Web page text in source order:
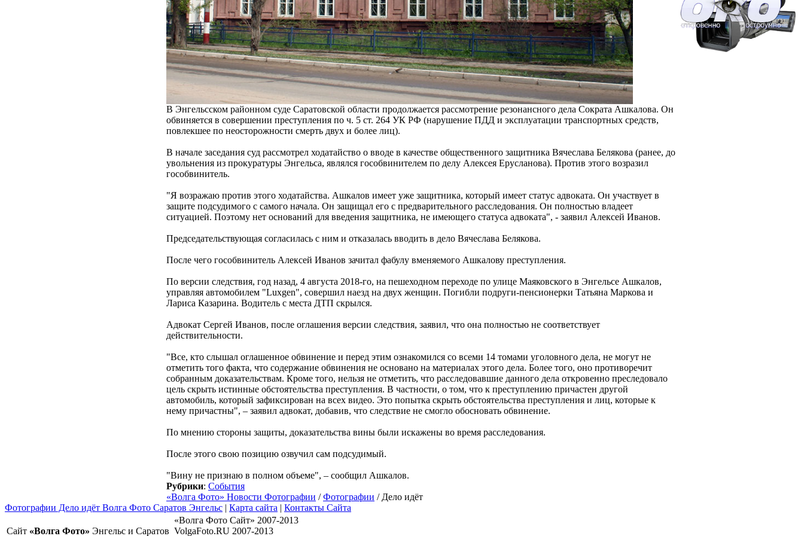
В Энгельсском районном суде Саратовской области продолжается рассмотрение резонансного дела Сократа Ашкалова. Он
обвиняется в совершении преступления по ч. 5 ст. 264 УК РФ (нарушение ПДД и эксплуатации транспортных средств,
повлекшее по неосторожности смерть двух и более лиц).
В начале заседания суд рассмотрел ходатайство о вводе в качестве общественного защитника Вячеслава Белякова (ранее, до
увольнения из прокуратуры Энгельса, являлся гособвинителем по делу Алексея Ерусланова). Против этого возразил
гособвинитель.
"Я возражаю против этого ходатайства. Ашкалов имеет уже защитника, который имеет статус адвоката. Он участвует в
защите подсудимого с самого начала. Он защищал его с предварительного расследования. Он полностью владеет
ситуацией. Поэтому нет оснований для введения защитника, не имеющего статуса адвоката", - заявил Алексей Иванов.
Председательствующая согласилась с ним и отказалась вводить в дело Вячеслава Белякова.
После чего гособвинитель Алексей Иванов зачитал фабулу вменяемого Ашкалову преступления.
По версии следствия, год назад, 4 августа 2018-го, на пешеходном переходе по улице Маяковского в Энгельсе Ашкалов,
управляя автомобилем "Luxgen", совершил наезд на двух женщин. Погибли подруги-пенсионерки Татьяна Маркова и
Лариса Казарина. Водитель с места ДТП скрылся.
Адвокат Сергей Иванов, после оглашения версии следствия, заявил, что она полностью не соответствует
действительности.
"Все, кто слышал оглашенное обвинение и перед этим ознакомился со всеми 14 томами уголовного дела, не могут не
отметить того факта, что содержание обвинения не основано на материалах этого дела. Более того, оно противоречит
собранным доказательствам. Кроме того, нельзя не отметить, что расследовавшие данного дела откровенно преследовало
цель скрыть истинные обстоятельства преступления. В частности, о том, что к преступлению причастен другой
автомобиль, который зафиксирован на всех видео. Это попытка скрыть обстоятельства преступления и лиц, которые к
нему причастны", – заявил адвокат, добавив, что следствие не смогло обосновать обвинение.
По мнению стороны защиты, доказательства вины были искажены во время расследования.
После этого свою позицию озвучил сам подсудимый.
"Вину не признаю в полном объеме", – сообщил Ашкалов.
Рубрики: События
«Волга Фото» Новости Фотографии /Фотографии / Дело идёт
Фотографии Дело идёт Волга Фото Саратов Энгельс | Карта сайта | Контакты Сайта
Сайт «Волга Фото» Энгельс и Саратов
«Волга Фото Сайт» 2007-2013
VolgaFoto.RU 2007-2013